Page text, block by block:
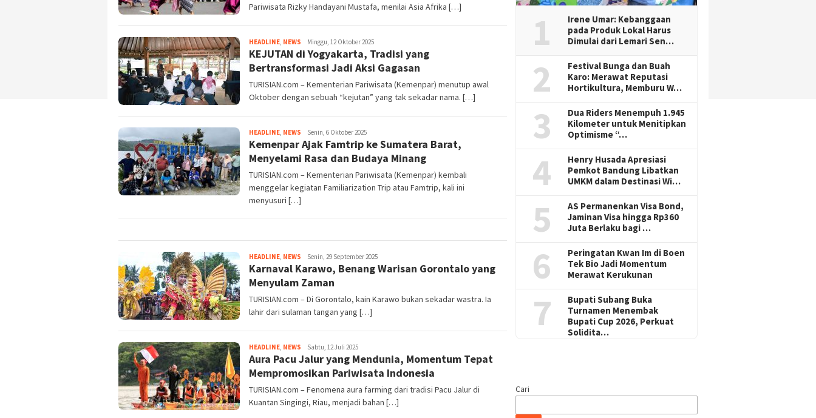
Pariwisata Rizky Handayani Mustafa, menilai Asia Afrika […]
HEADLINE, NEWS Tim
Redaksi
Minggu, 12 Oktober 2025
KEJUTAN di Yogyakarta, Tradisi yang
Bertransformasi Jadi Aksi Gagasan
TURISIAN.com – Kementerian Pariwisata (Kemenpar) menutup awal
Oktober dengan sebuah “kejutan” yang tak sekadar nama. […]
HEADLINE, NEWS Tim
Redaksi
Senin, 6 Oktober 2025
Kemenpar Ajak Famtrip ke Sumatera Barat,
Menyelami Rasa dan Budaya Minang
TURISIAN.com – Kementerian Pariwisata (Kemenpar) kembali
menggelar kegiatan Familiarization Trip atau Famtrip, kali ini
menyusuri […]
HEADLINE, NEWS Tim
Redaksi
Senin, 29 September 2025
Karnaval Karawo, Benang Warisan Gorontalo yang
Menyulam Zaman
TURISIAN.com – Di Gorontalo, kain Karawo bukan sekadar wastra. Ia
lahir dari sulaman tangan yang […]
HEADLINE, NEWS Tim
Redaksi
Sabtu, 12 Juli 2025
Aura Pacu Jalur yang Mendunia, Momentum Tepat
Mempromosikan Pariwisata Indonesia
TURISIAN.com – Fenomena aura farming dari tradisi Pacu Jalur di
Kuantan Singingi, Riau, menjadi bahan […]
1
Irene Umar: Kebanggaan
pada Produk Lokal Harus
Dimulai dari Lemari Sen…
2
Festival Bunga dan Buah
Karo: Merawat Reputasi
Hortikultura, Memburu W…
3
Dua Riders Menempuh 1.945
Kilometer untuk Menitipkan
Optimisme “…
4
Henry Husada Apresiasi
Pemkot Bandung Libatkan
UMKM dalam Destinasi Wi…
5
AS Permanenkan Visa Bond,
Jaminan Visa hingga Rp360
Juta Berlaku bagi …
6
Peringatan Kwan Im di Boen
Tek Bio Jadi Momentum
Merawat Kerukunan
7
Bupati Subang Buka
Turnamen Menembak
Bupati Cup 2026, Perkuat
Solidita…
Cari